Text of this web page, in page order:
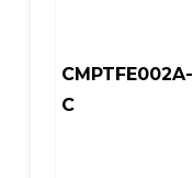
CMPTFE002A-
C